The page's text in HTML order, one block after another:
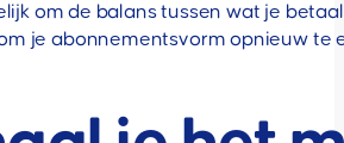
om de balans tussen wat je
je abonnementsvorm opnieuw te